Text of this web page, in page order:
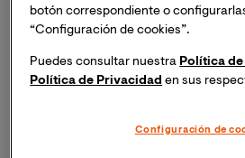
Grado en Psicología
botón correspondiente o
“Configuración de cookies”.
Puedes consultar nuestra Política
Política de Privacidad en sus
Configuración de